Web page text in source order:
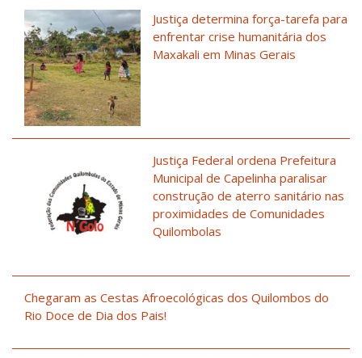
Justiça determina força-tarefa para
enfrentar crise humanitária dos
Maxakali em Minas Gerais
Justiça Federal ordena Prefeitura
Municipal de Capelinha paralisar
construção de aterro sanitário nas
proximidades de Comunidades
Quilombolas
Chegaram as Cestas Afroecológicas dos Quilombos do
Rio Doce de Dia dos Pais!